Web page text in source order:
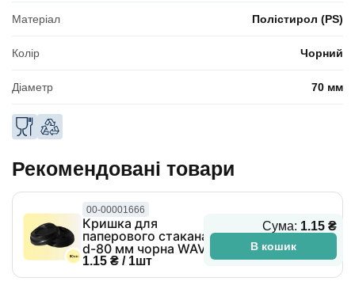
Матеріал Полістирол (PS)
Колір Чорний
Діаметр 70 мм
Рекомендовані товари
00-00001666
Кришка для
паперового стакана
d-80 мм чорна WAVE
1.15 ₴ / 1шт
Сума: 1.15 ₴
В кошик